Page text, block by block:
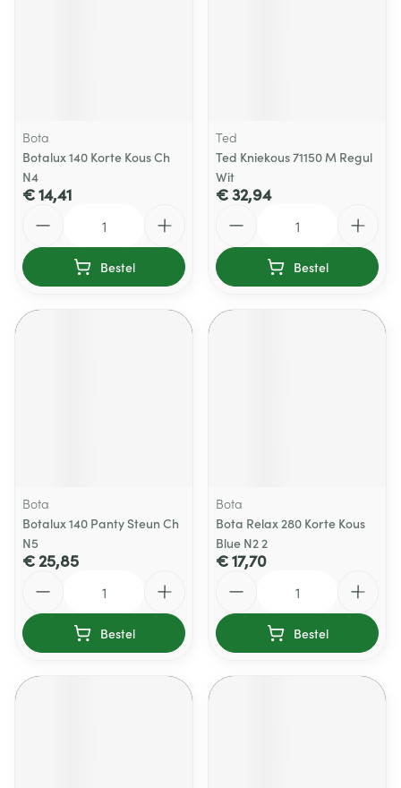
Bota
Botalux 140 Korte Kous Ch
N4
€ 14,41
Bestel
Ted
Ted Kniekous 71150 M Regul
Wit
€ 32,94
Bestel
Bota
Botalux 140 Panty Steun Ch
N5
€ 25,85
Bestel
Bota
Bota Relax 280 Korte Kous
Blue N2 2
€ 17,70
Bestel